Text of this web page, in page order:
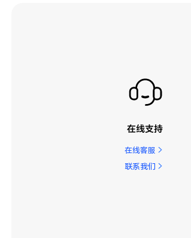
在线支持
在线客服
联系我们